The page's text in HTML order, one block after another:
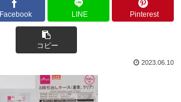
Facebook LINE Pinterest
コピー
2023.06.10